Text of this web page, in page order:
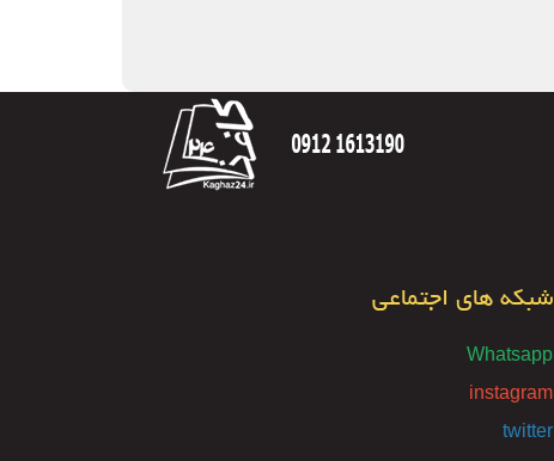
شبکه های اجتماعی
Whatsapp
instagram
twitter